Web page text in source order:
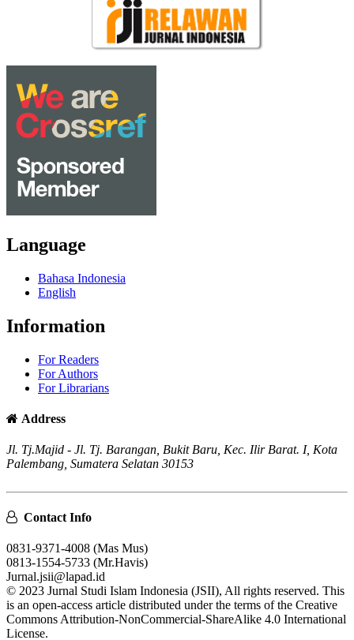
Language
Bahasa Indonesia
English
Information
For Readers
For Authors
For Librarians
Address
Jl. Tj.Majid - Jl. Tj. Barangan, Bukit Baru, Kec. Ilir Barat. I, Kota
Palembang, Sumatera Selatan 30153
Contact Info
0831-9371-4008 (Mas Mus)
0813-1554-5733 (Mr.Havis)
Jurnal.jsii@lapad.id
© 2023 Jurnal Studi Islam Indonesia (JSII), All rights reserved. This
is an open-access article distributed under the terms of the Creative
Commons Attribution-NonCommercial-ShareAlike 4.0 International
License.